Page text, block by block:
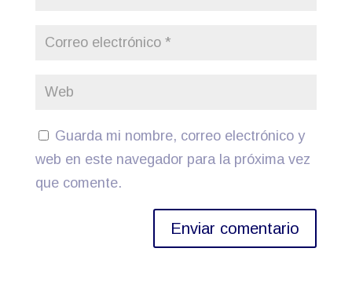
Guarda mi nombre, correo electrónico y
web en este navegador para la próxima vez
que comente.